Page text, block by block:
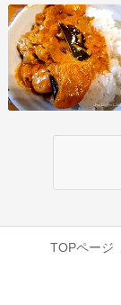
TOPページ